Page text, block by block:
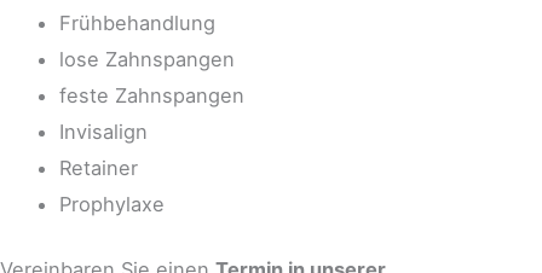
Frühbehandlung
lose Zahnspangen
feste Zahnspangen
Invisalign
Retainer
Prophylaxe